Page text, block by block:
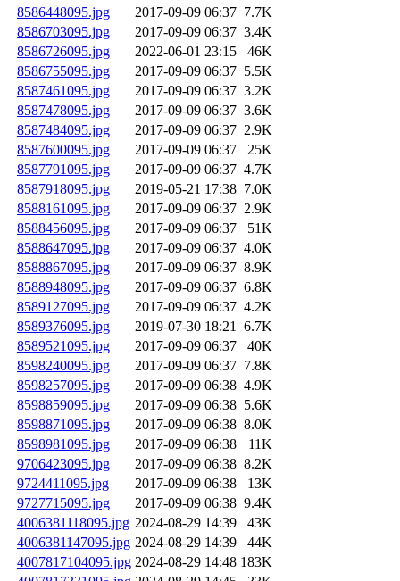
8586448095.jpg
2017-09-09 06:37 7.7K
8586703095.jpg
2017-09-09 06:37 3.4K
8586726095.jpg
2022-06-01 23:15
46K
8586755095.jpg
2017-09-09 06:37 5.5K
8587461095.jpg
2017-09-09 06:37 3.2K
8587478095.jpg
2017-09-09 06:37 3.6K
8587484095.jpg
2017-09-09 06:37 2.9K
8587600095.jpg
2017-09-09 06:37
25K
8587791095.jpg
2017-09-09 06:37 4.7K
8587918095.jpg
2019-05-21 17:38 7.0K
8588161095.jpg
2017-09-09 06:37 2.9K
8588456095.jpg
2017-09-09 06:37
51K
8588647095.jpg
2017-09-09 06:37 4.0K
8588867095.jpg
2017-09-09 06:37 8.9K
8588948095.jpg
2017-09-09 06:37 6.8K
8589127095.jpg
2017-09-09 06:37 4.2K
8589376095.jpg
2019-07-30 18:21 6.7K
8589521095.jpg
2017-09-09 06:37
40K
8598240095.jpg
2017-09-09 06:37 7.8K
8598257095.jpg
2017-09-09 06:38 4.9K
8598859095.jpg
2017-09-09 06:38 5.6K
8598871095.jpg
2017-09-09 06:38 8.0K
8598981095.jpg
2017-09-09 06:38
11K
9706423095.jpg
2017-09-09 06:38 8.2K
9724411095.jpg
2017-09-09 06:38
13K
9727715095.jpg
2017-09-09 06:38 9.4K
4006381118095.jpg 2024-08-29 14:39
43K
4006381147095.jpg 2024-08-29 14:39
44K
4007817104095.jpg 2024-08-29 14:48 183K